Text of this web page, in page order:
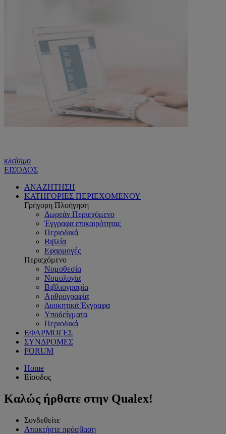
κλείσιμο
ΕΙΣΟΔΟΣ
ΑΝΑΖΗΤΗΣΗ
ΚΑΤΗΓΟΡΙΕΣ ΠΕΡΙΕΧΟΜΕΝΟΥ
Γρήγορη Πλοήγηση
Δωρεάν Περιεχόμενο
Έγγραφα επικαιρότητας
Περιοδικά
Βιβλία
Εφαρμογές
Περιεχόμενο
Νομοθεσία
Νομολογία
Βιβλιογραφία
Αρθρογραφία
Διοικητικά Έγγραφα
Υποδείγματα
Περιοδικά
ΕΦΑΡΜΟΓΕΣ
ΣΥΝΔΡΟΜΕΣ
FORUM
Home
Είσοδος
Καλώς ήρθατε στην Qualex!
Συνδεθείτε
Αποκτήστε πρόσβαση